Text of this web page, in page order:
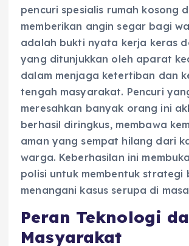
pencuri spesialis rumah kosong
memberikan angin segar bagi
adalah bukti nyata kerja keras
yang ditunjukkan oleh aparat
dalam menjaga ketertiban dan
tengah masyarakat. Pencuri
meresahkan banyak orang ini
berhasil diringkus, membawa
aman yang sempat hilang dari
warga. Keberhasilan ini
polisi untuk membentuk strategi
menangani kasus serupa di
Peran Teknologi
Masyarakat